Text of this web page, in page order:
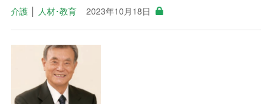
介護│ 人材･教育 2023年10月18日